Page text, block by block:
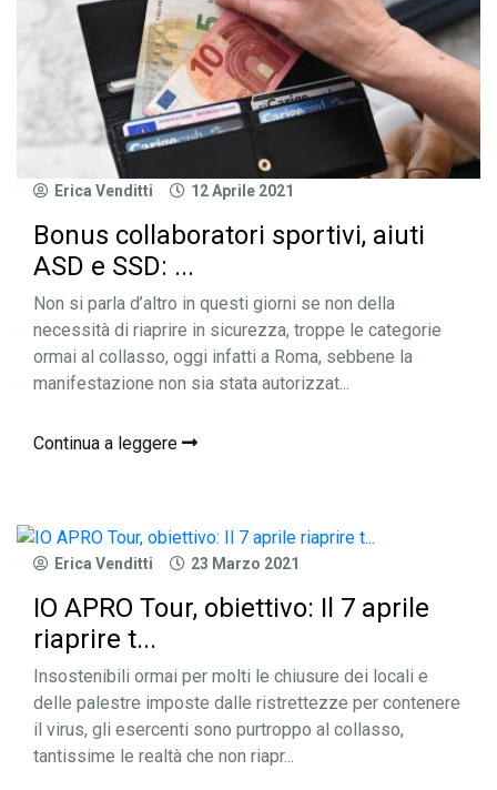
Erica Venditti 12 Aprile 2021
Bonus collaboratori sportivi, aiuti
ASD e SSD: ...
Non si parla d’altro in questi giorni se non della
necessità di riaprire in sicurezza, troppe le categorie
ormai al collasso, oggi infatti a Roma, sebbene la
manifestazione non sia stata autorizzat...
Continua a leggere
Erica Venditti 23 Marzo 2021
IO APRO Tour, obiettivo: Il 7 aprile
riaprire t...
Insostenibili ormai per molti le chiusure dei locali e
delle palestre imposte dalle ristrettezze per contenere
il virus, gli esercenti sono purtroppo al collasso,
tantissime le realtà che non riapr...